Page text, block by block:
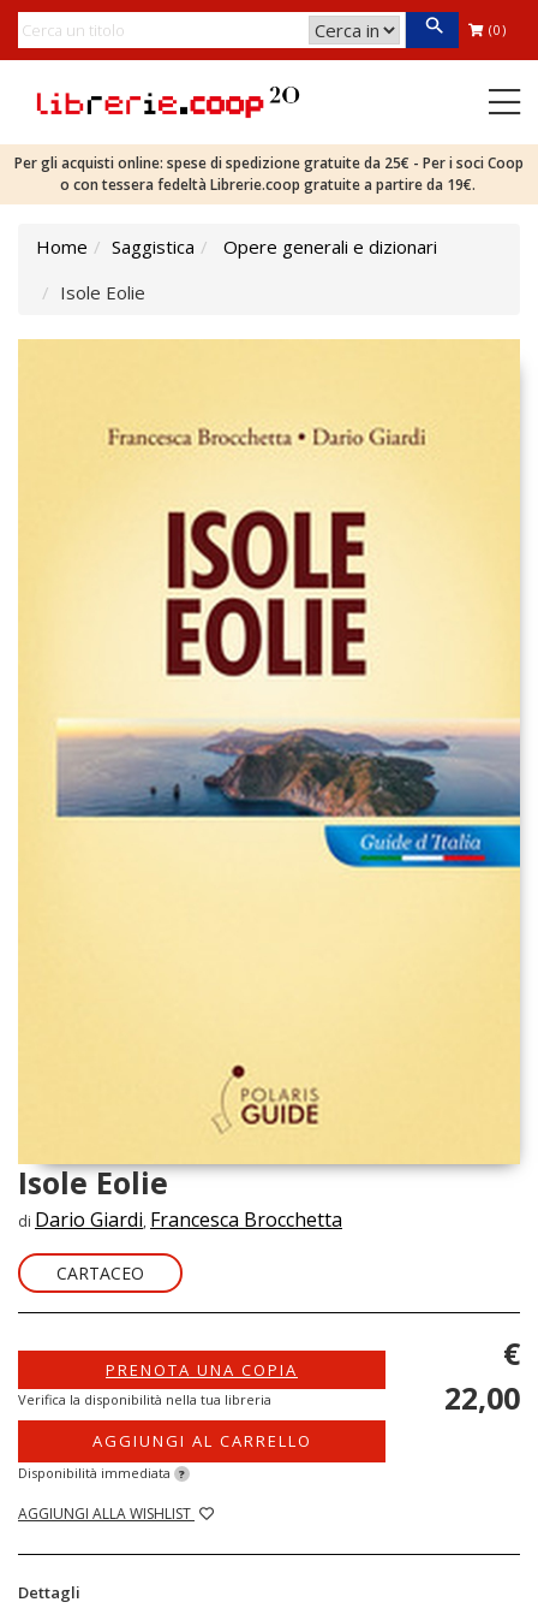
(0)
Per gli acquisti online: spese di spedizione gratuite da 25€ - Per i soci Coop
o con tessera fedeltà Librerie.coop gratuite a partire da 19€.
Home Saggistica
Opere generali e dizionari
Isole Eolie
Isole Eolie
di Dario Giardi, Francesca Brocchetta
CARTACEO
PRENOTA UNA COPIA
Verifica la disponibilità nella tua libreria
AGGIUNGI AL CARRELLO
Disponibilità immediata ?
AGGIUNGI ALLA WISHLIST
€
22,00
Dettagli